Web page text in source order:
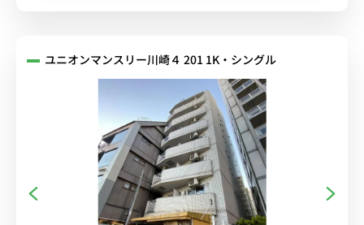
ユニオンマンスリー川崎４ 201 1K・シングル